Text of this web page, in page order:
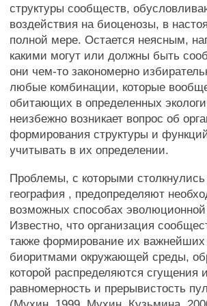
структуры сообществ,
воздействия на биоценозы, в
полной мере. Остается неясным,
какими могут или должны быть
они чем-то закономерно
любые комбинации, которые
обитающих в определенных
неизбежно возникает вопрос об
формирования структуры и
учитывать в их определении.
Проблемы, с которыми столкнулись
география , предопределяют
возможных способах
Известно, что организация
также формирование их
биоритмами окружающей среды,
которой распределяются сгущения
равномерность и прерывистость